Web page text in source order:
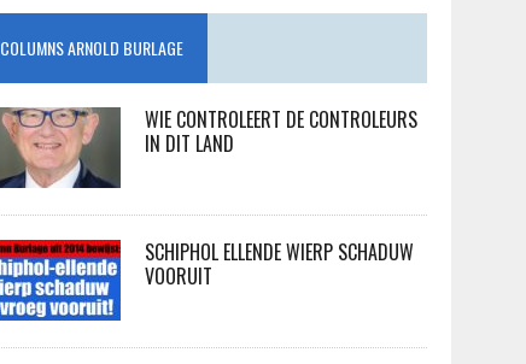
COLUMNS ARNOLD BURLAGE
WIE CONTROLEERT DE CONTROLEURS
IN DIT LAND
SCHIPHOL ELLENDE WIERP SCHADUW
VOORUIT